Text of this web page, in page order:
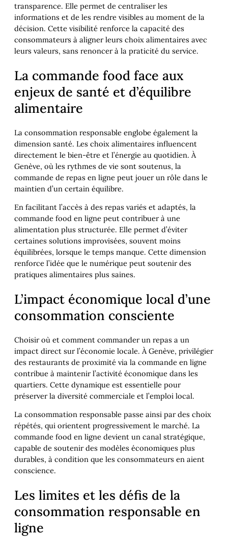
transparence. Elle permet de centraliser les
informations et de les rendre visibles au moment de la
décision. Cette visibilité renforce la capacité des
consommateurs à aligner leurs choix alimentaires avec
leurs valeurs, sans renoncer à la praticité du service.
La commande food face aux
enjeux de santé et d’équilibre
alimentaire
La consommation responsable englobe également la
dimension santé. Les choix alimentaires influencent
directement le bien-être et l’énergie au quotidien. À
Genève, où les rythmes de vie sont soutenus, la
commande de repas en ligne peut jouer un rôle dans le
maintien d’un certain équilibre.
En facilitant l’accès à des repas variés et adaptés, la
commande food en ligne peut contribuer à une
alimentation plus structurée. Elle permet d’éviter
certaines solutions improvisées, souvent moins
équilibrées, lorsque le temps manque. Cette dimension
renforce l’idée que le numérique peut soutenir des
pratiques alimentaires plus saines.
L’impact économique local d’une
consommation consciente
Choisir où et comment commander un repas a un
impact direct sur l’économie locale. À Genève, privilégier
des restaurants de proximité via la commande en ligne
contribue à maintenir l’activité économique dans les
quartiers. Cette dynamique est essentielle pour
préserver la diversité commerciale et l’emploi local.
La consommation responsable passe ainsi par des choix
répétés, qui orientent progressivement le marché. La
commande food en ligne devient un canal stratégique,
capable de soutenir des modèles économiques plus
durables, à condition que les consommateurs en aient
conscience.
Les limites et les défis de la
consommation responsable en
ligne